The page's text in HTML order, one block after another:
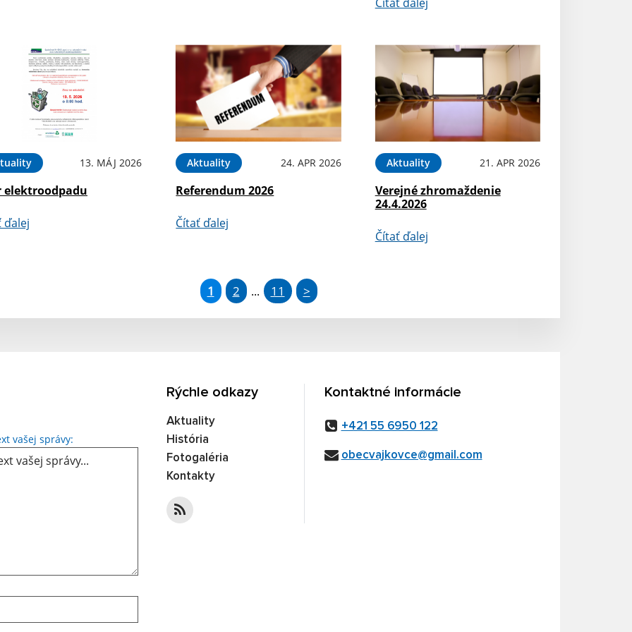
13. MÁJ 2026
elektroodpadu
ďalej
Aktuality 24. APR 2026
Referendum 2026
Čítať ďalej
Aktuality 21. APR 2026
Verejné zhromaždenie
24.4.2026
Čítať ďalej
1 2 ... 11 >
vašej správy:
Rýchle odkazy
Aktuality
História
Fotogaléria
Kontakty
Kontaktné informácie
+421 55 6950 122
obecvajkovce@gmail.com